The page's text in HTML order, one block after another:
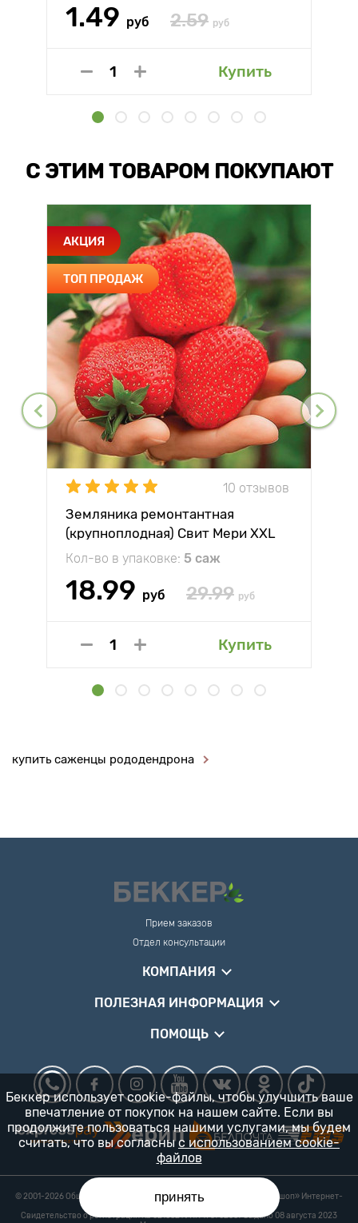
1.49 руб 2.59 руб
Купить
С ЭТИМ ТОВАРОМ ПОКУПАЮТ
АКЦИЯ
ТОП ПРОДАЖ
10 отзывов
Земляника ремонтантная
(крупноплодная) Свит Мери XXL
Кол-во в упаковке: 5 саж
18.99 руб 29.99 руб
Купить
купить саженцы рододендрона
Прием заказов
Отдел консультации
КОМПАНИЯ
ПОЛЕЗНАЯ ИНФОРМАЦИЯ
ПОМОЩЬ
© 2001-2026 Общество с ограниченной ответственностью «Гарденшоп» Интернет-
магазин «БЕККЕР™» 24/7
Свидетельство о регистрации № 0218821 УНП 193702687 выдано 08 августа 2023
Беккер использует cookie-файлы, чтобы улучшить ваше
впечатление от покупок на нашем сайте. Если вы
продолжите пользоваться нашими услугами, мы будем
считать, что вы согласны с использованием cookie-
файлов
принять